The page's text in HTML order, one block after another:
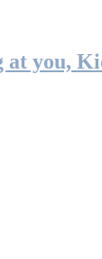
at you,